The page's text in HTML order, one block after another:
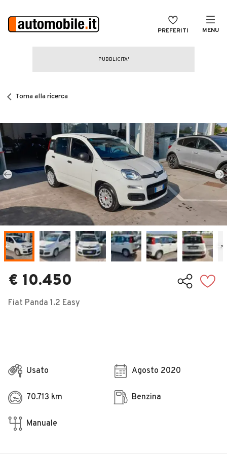
PREFERITI MENU
CERCA
Auto Nuove
Noleggio a lungo termine
Auto d'epoca
Moto
Camper
Veicoli Commerciali
Concessionari
Torna alla ricerca
€ 10.450
Fiat Panda 1.2 Easy
Usato Agosto 2020
70.713 km Benzina
Manuale